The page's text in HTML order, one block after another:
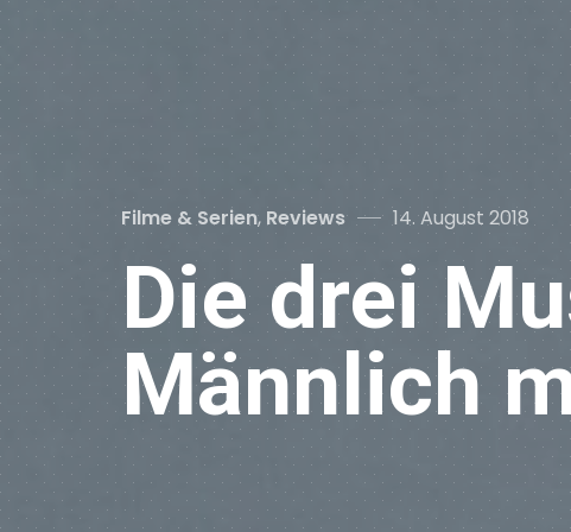
Categories
Filme & Serien, Reviews
Posted
on
14. August 2018
Die drei
Männlich